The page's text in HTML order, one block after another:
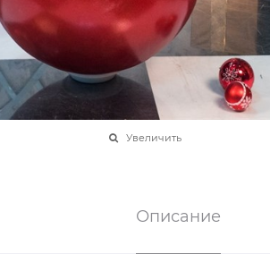
Увеличить
Описание